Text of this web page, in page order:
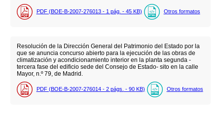
PDF (BOE-B-2007-276013 - 1 pág. - 45 KB) Otros formatos
Resolución de la Dirección General del Patrimonio del Estado por la
que se anuncia concurso abierto para la ejecución de las obras de
climatización y acondicionamiento interior en la planta segunda -
tercera fase del edificio sede del Consejo de Estado- sito en la calle
Mayor, n.º 79, de Madrid.
PDF (BOE-B-2007-276014 - 2 págs. - 90 KB) Otros formatos